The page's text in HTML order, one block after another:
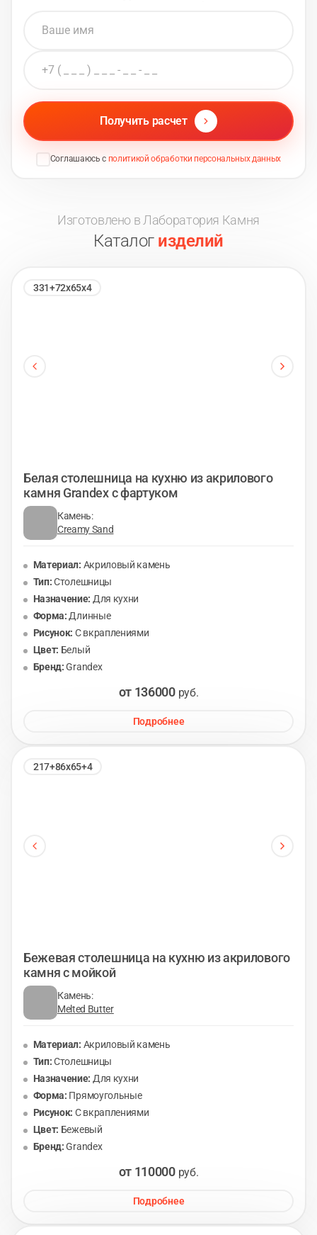
Получить расчет
Соглашаюсь с политикой обработки персональных данных
Изготовлено в Лаборатория Камня
Каталог изделий
331+72х65х4
Белая столешница на кухню из акрилового
камня Grandex с фартуком
Камень:
Creamy Sand
Материал: Акриловый камень
Тип:Столешницы
Назначение: Для кухни
Форма: Длинные
Рисунок: С вкраплениями
Цвет: Белый
Бренд: Grandex
от 136000 руб.
Подробнее
217+86х65+4
Бежевая столешница на кухню из акрилового
камня с мойкой
Камень:
Melted Butter
Материал: Акриловый камень
Тип:Столешницы
Назначение: Для кухни
Форма: Прямоугольные
Рисунок: С вкраплениями
Цвет: Бежевый
Бренд: Grandex
от 110000 руб.
Подробнее